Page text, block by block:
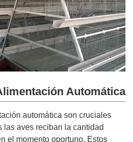
Automática
automática son cruciales
las aves reciban la cantidad
el momento oportuno. Estos